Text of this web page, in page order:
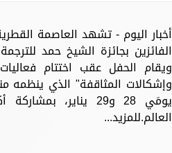
الفائزين بجائزة الشيخ حمد
ويقام الحفل عقب اختتام
وإشكالات المثاقفة" الذي ينظمه
يومَي 28 و29 يناير،
العالم.للمزيد...